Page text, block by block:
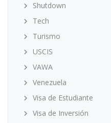
Shutdown
Tech
Turismo
USCIS
VAWA
Venezuela
Visa de Estudiante
Visa de Inversión